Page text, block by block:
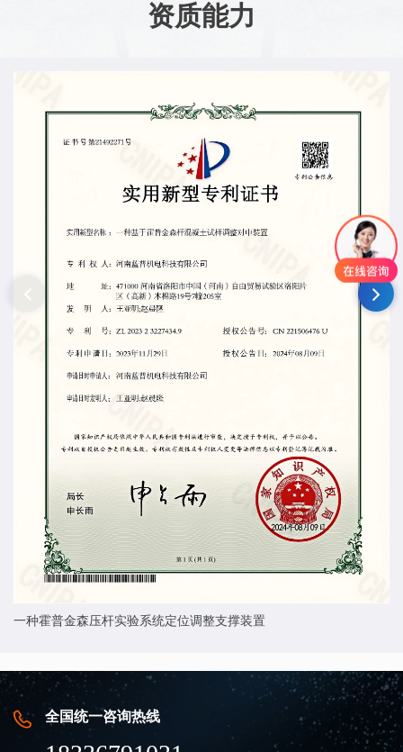
资质能力
一种霍普金森压杆实验系统定位调整支撑装置
全国统一咨询热线